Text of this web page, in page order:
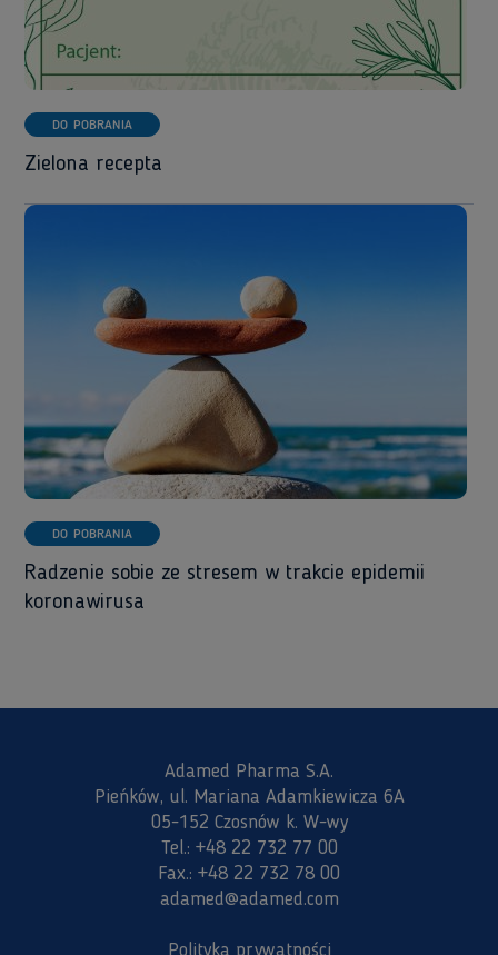
DO POBRANIA
Zielona recepta
DO POBRANIA
Radzenie sobie ze stresem w trakcie epidemii
koronawirusa
Adamed Pharma S.A.
Pieńków, ul. Mariana Adamkiewicza 6A
05-152 Czosnów k. W-wy
Tel.: +48 22 732 77 00
Fax.: +48 22 732 78 00
adamed@adamed.com
Polityka prywatności